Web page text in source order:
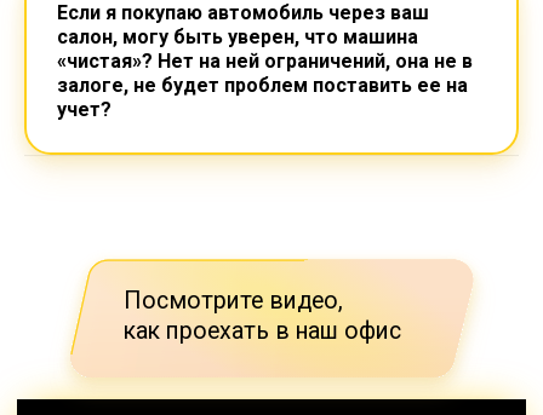
Если я покупаю автомобиль через ваш
салон, могу быть уверен, что машина
«чистая»? Нет на ней ограничений, она не в
залоге, не будет проблем поставить ее на
учет?